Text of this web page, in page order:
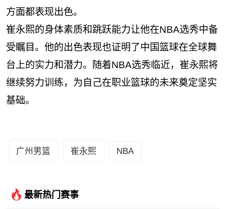
方面都表现出色。
崔永熙的身体素质和跳跃能力让他在NBA选秀中备
受瞩目。他的出色表现也证明了中国篮球在全球舞
台上的实力和潜力。随着NBA选秀临近，崔永熙将
继续努力训练，为自己在职业篮球的未来奠定坚实
基础。
广州男篮 崔永熙 NBA
最新热门赛事